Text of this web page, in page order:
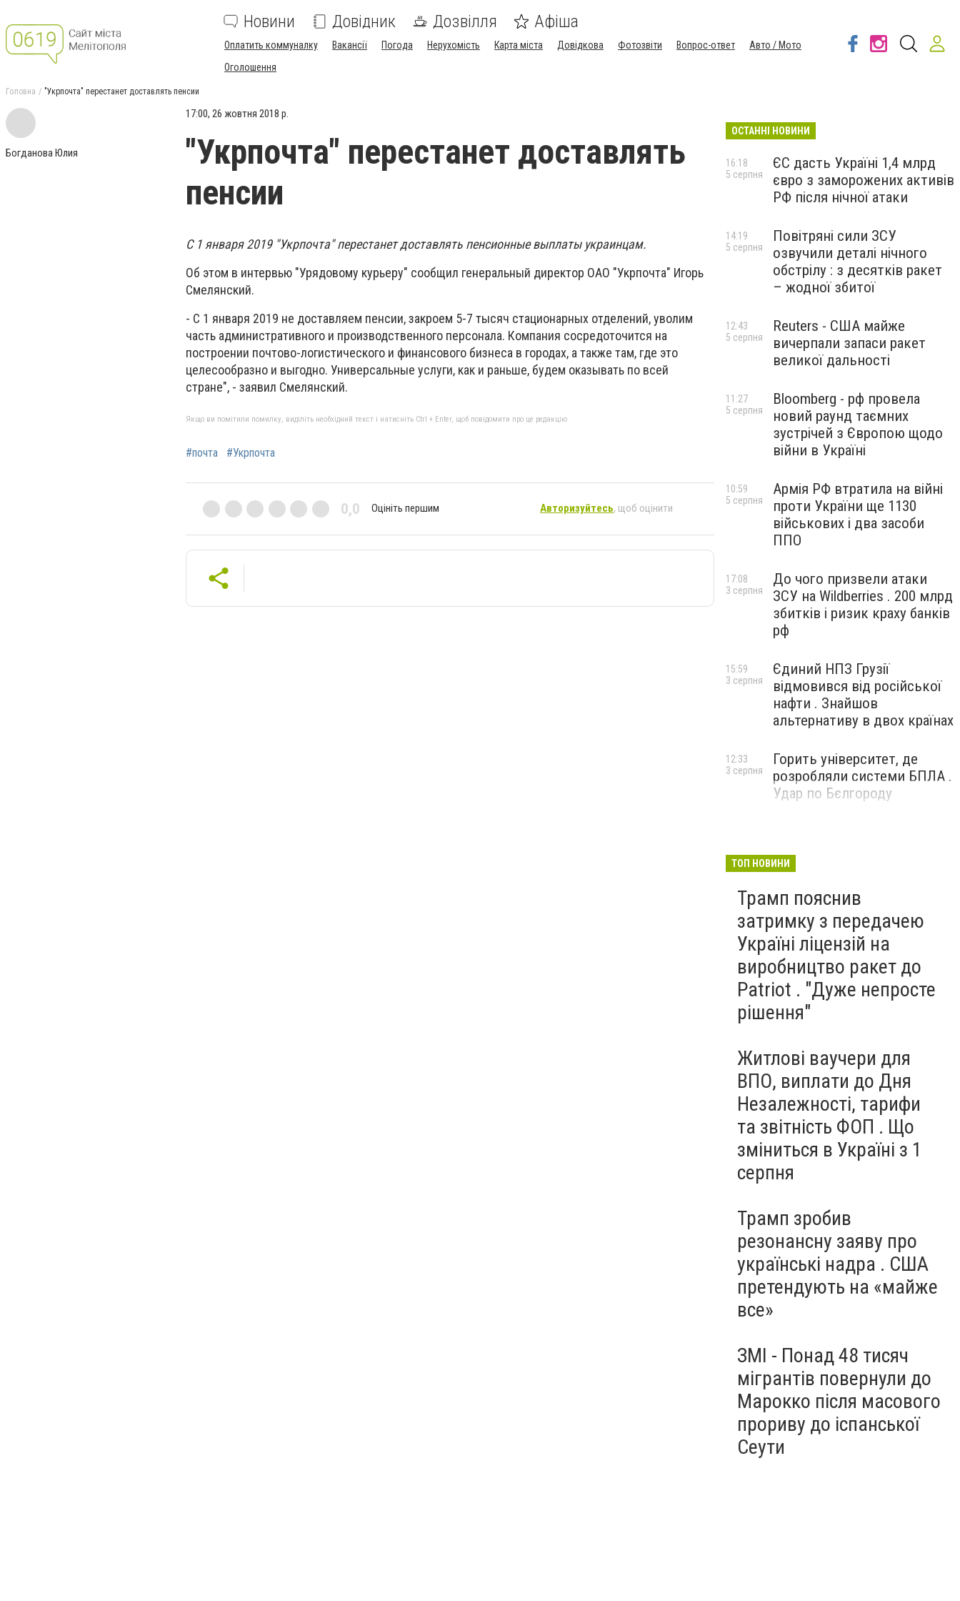
Новини Довідник Дозвілля Афіша
Оплатить коммуналку Вакансії Погода Нерухомість Карта міста Довідкова Фотозвіти Вопрос-ответ
Авто / Мото
Оголошення
Головна "Укрпочта" перестанет доставлять пенсии
Богданова Юлия
17:00, 26 жовтня 2018 р.
"Укрпочта" перестанет доставлять
пенсии
С 1 января 2019 "Укрпочта" перестанет доставлять пенсионные выплаты украинцам.
Об этом в интервью "Урядовому курьеру" сообщил генеральный директор ОАО "Укрпочта" Игорь
Смелянский.
- С 1 января 2019 не доставляем пенсии, закроем 5-7 тысяч стационарных отделений, уволим
часть административного и производственного персонала. Компания сосредоточится на
построении почтово-логистического и финансового бизнеса в городах, а также там, где это
целесообразно и выгодно. Универсальные услуги, как и раньше, будем оказывать по всей
стране", - заявил Смелянский.
Якщо ви помітили помилку, виділіть необхідний текст і натисніть Ctrl + Enter, щоб повідомити про це редакцію
#почта #Укрпочта
0,0 Оцініть першим Авторизуйтесь, щоб оцінити
ОСТАННІ НОВИНИ
ЄС дасть Україні 1,4 млрд
євро з заморожених активів
РФ після нічної атаки
16:18
5 серпня
Повітряні сили ЗСУ
озвучили деталі нічного
обстрілу : з десятків ракет
– жодної збитої
14:19
5 серпня
Reuters - США майже
вичерпали запаси ракет
великої дальності
12:43
5 серпня
Bloomberg - рф провела
новий раунд таємних
зустрічей з Європою щодо
війни в Україні
11:27
5 серпня
Армія РФ втратила на війні
проти України ще 1130
військових і два засоби
ППО
10:59
5 серпня
До чого призвели атаки
ЗСУ на Wildberries . 200 млрд
збитків і ризик краху банків
рф
17:08
3 серпня
Єдиний НПЗ Грузії
відмовився від російської
нафти . Знайшов
альтернативу в двох країнах
15:59
3 серпня
Горить університет, де
розробляли системи БПЛА .
Удар по Бєлгороду
12:33
3 серпня
ТОП НОВИНИ
Трамп пояснив
затримку з передачею
Україні ліцензій на
виробництво ракет до
Patriot . "Дуже непросте
рішення"
Житлові ваучери для
ВПО, виплати до Дня
Незалежності, тарифи
та звітність ФОП . Що
зміниться в Україні з 1
серпня
Трамп зробив
резонансну заяву про
українські надра . США
претендують на «майже
все»
ЗМІ - Понад 48 тисяч
мігрантів повернули до
Марокко після масового
прориву до іспанської
Сеути